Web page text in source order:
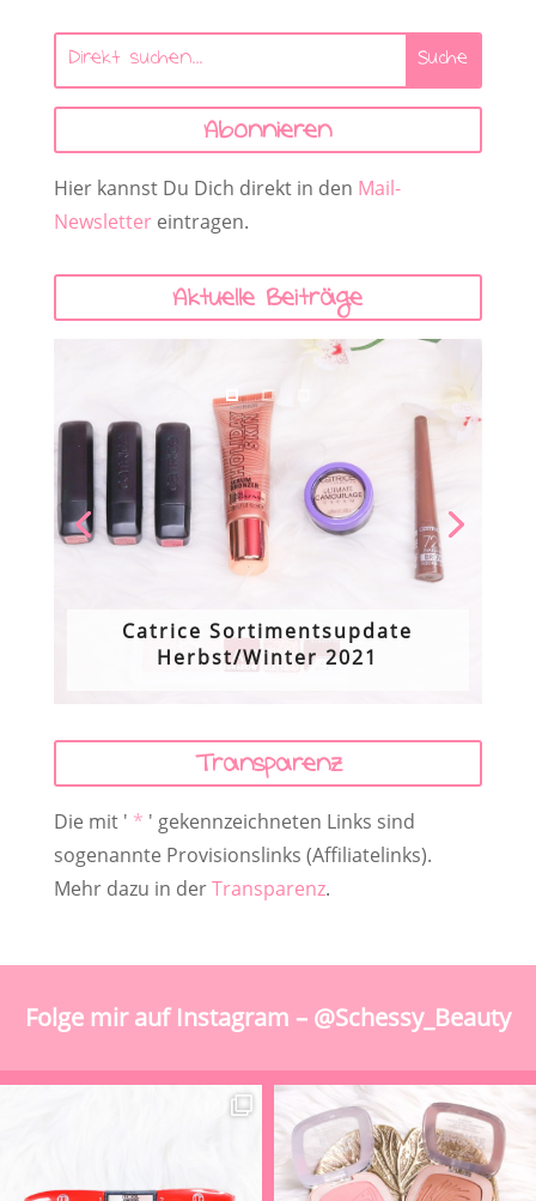
Abonnieren
Hier kannst Du Dich direkt in den Mail-
Newslettereintragen.
Aktuelle Beiträge
Catrice Sortimentsupdate
Herbst/Winter 2021
Transparenz
Die mit ' * ' gekennzeichneten Links sind
sogenannte Provisionslinks (Affiliatelinks).
Mehr dazu in derTransparenz.
Folge mir auf Instagram – @Schessy_Beauty